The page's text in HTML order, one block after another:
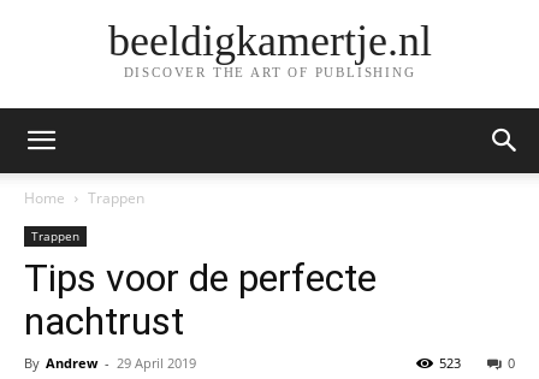
beeldigkamertje.nl
DISCOVER THE ART OF PUBLISHING
Home Trappen
Trappen
Tips voor de perfecte
nachtrust
By Andrew - 29 April 2019 0
523